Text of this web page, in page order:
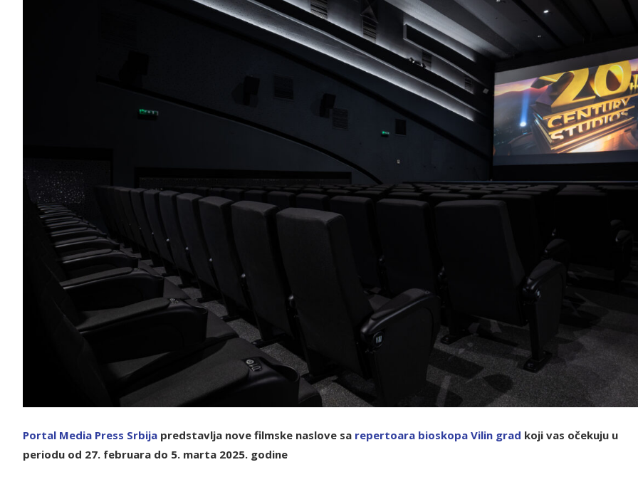
Portal Media Press Srbija predstavlja nove filmske naslove sa repertoara bioskopa Vilin grad koji vas očekuju u
periodu od 27. februara do 5. marta 2025. godine